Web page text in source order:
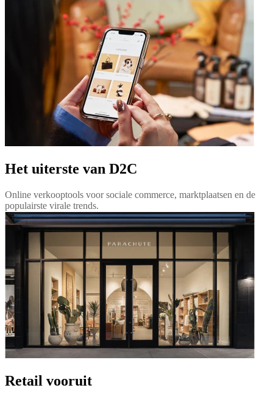
Het uiterste van D2C
Online verkooptools voor sociale commerce, marktplaatsen en de
populairste virale trends.
Retail vooruit